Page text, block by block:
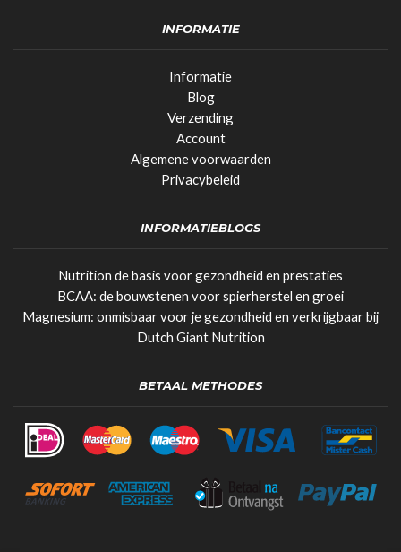
INFORMATIE
Informatie
Blog
Verzending
Account
Algemene voorwaarden
Privacybeleid
INFORMATIEBLOGS
Nutrition de basis voor gezondheid en prestaties
BCAA: de bouwstenen voor spierherstel en groei
Magnesium: onmisbaar voor je gezondheid en verkrijgbaar bij
Dutch Giant Nutrition
BETAAL METHODES